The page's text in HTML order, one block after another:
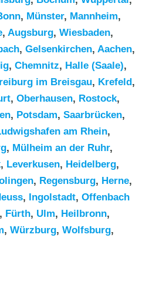
, Münster, Mannheim,
, Augsburg, Wiesbaden,
, Gelsenkirchen, Aachen,
, Chemnitz⁠, Halle (Saale),
im Breisgau, Krefeld,
, Oberhausen, Rostock,
, Potsdam, Saarbrücken,
am Rhein,
, Mülheim an der Ruhr,
, Leverkusen, Heidelberg,
, Regensburg, Herne,
, Ingolstadt, Offenbach
Fürth, Ulm, Heilbronn,
, Würzburg, Wolfsburg,
zu
2
Bewertungen von 1
anderen Quelle
Profil werfen